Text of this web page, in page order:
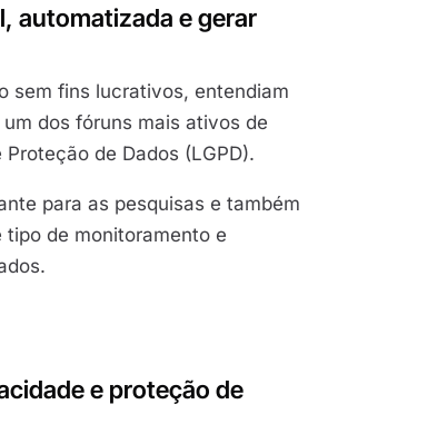
automatizada e gerar
sem fins lucrativos, entendiam
dos fóruns mais ativos de
de Dados (LGPD).
para as pesquisas e também
de monitoramento e
e proteção de